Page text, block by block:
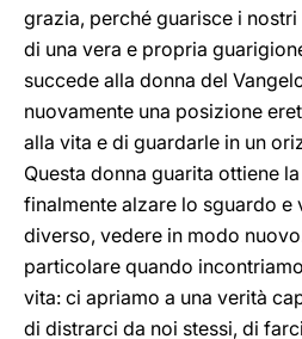
grazia, perché guarisce i
di una vera e propria
succede alla donna del
nuovamente una posizione
alla vita e di guardarle in un
Questa donna guarita ottiene
finalmente alzare lo sguardo e
diverso, vedere in modo
particolare quando
vita: ci apriamo a una verità
di distrarci da noi stessi, di